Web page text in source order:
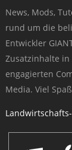
News, Mods,
rund um die
Entwickler
Zusatzinhalte
engagierten
Media. Viel